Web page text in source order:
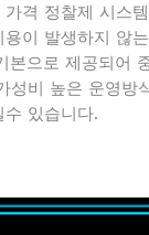
격 정찰제 시스
이 발생하지 않
본으로 제공되어
성비 높은 운영방
있습니다.